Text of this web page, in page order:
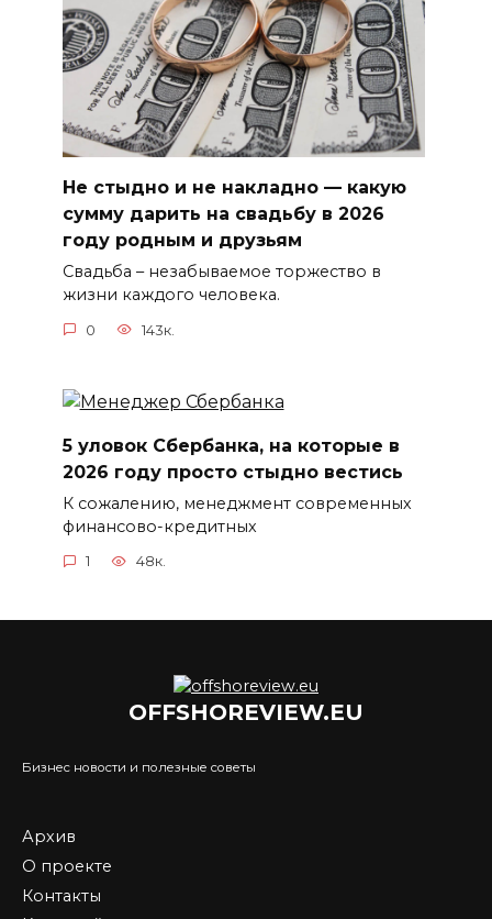
Не стыдно и не накладно — какую
сумму дарить на свадьбу в 2026
году родным и друзьям
Свадьба – незабываемое торжество в
жизни каждого человека.
0 143к.
5 уловок Сбербанка, на которые в
2026 году просто стыдно вестись
К сожалению, менеджмент современных
финансово-кредитных
1 48к.
OFFSHOREVIEW.EU
Бизнес новости и полезные советы
Архив
О проекте
Контакты